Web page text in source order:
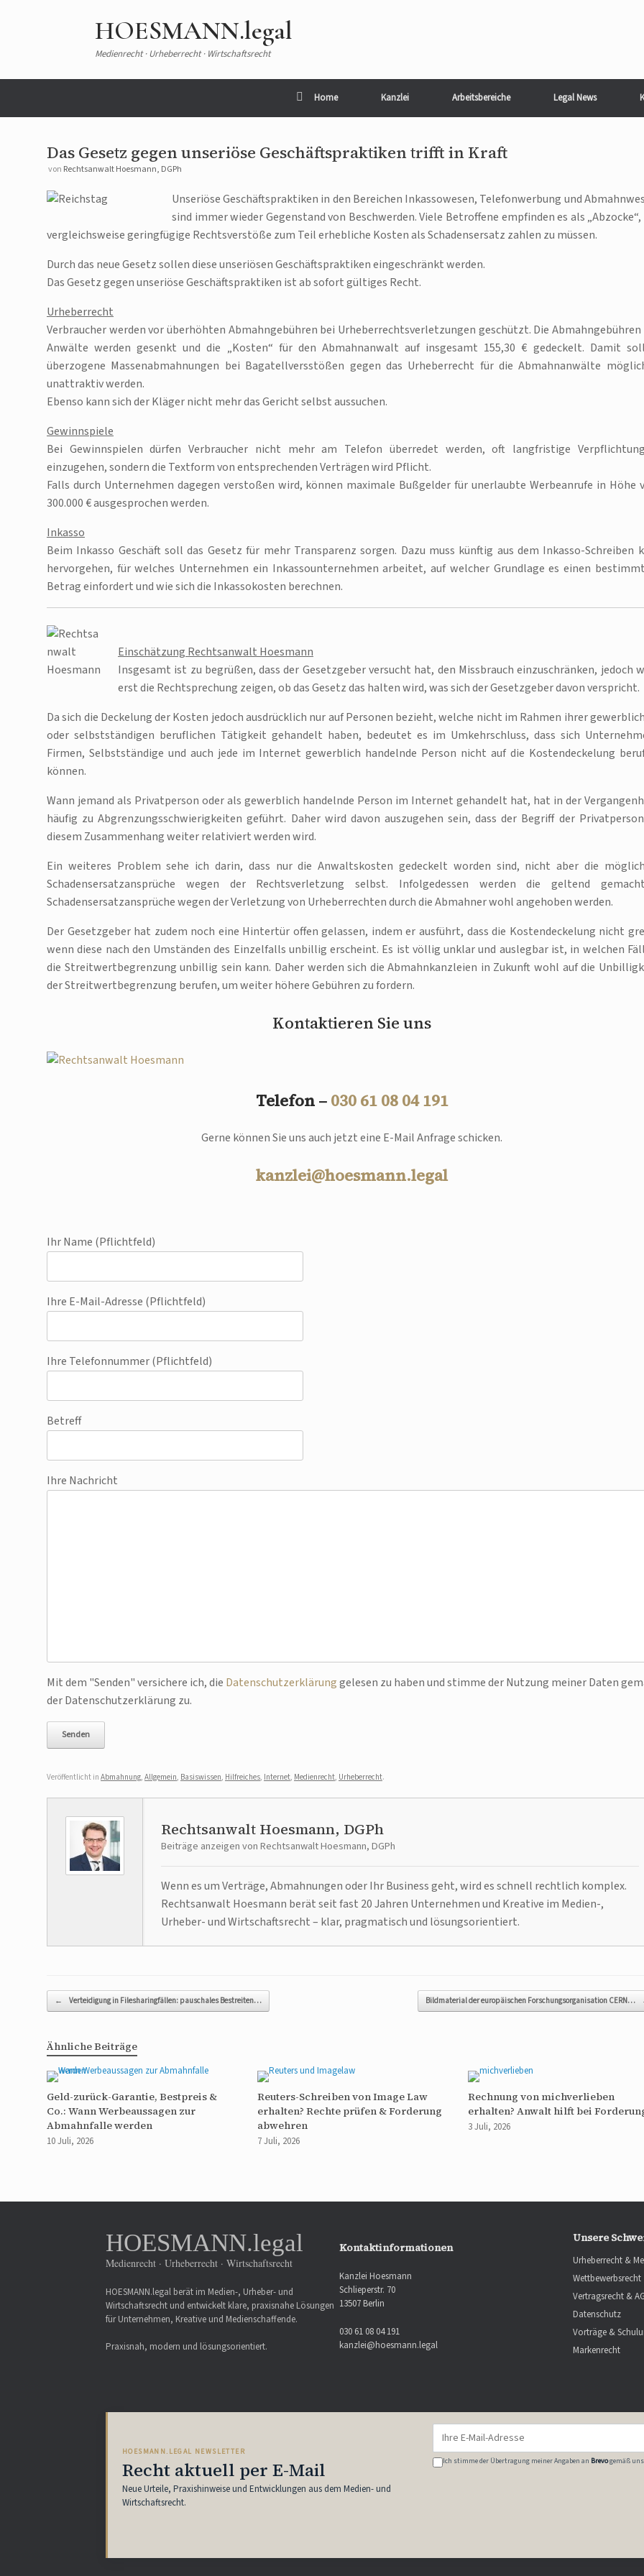
HOESMANN.legal
Medienrecht · Urheberrecht · Wirtschaftsrecht
Home Kanzlei Arbeitsbereiche Legal News
Das Gesetz gegen unseriöse Geschäftspraktiken trifft in Kraft
von Rechtsanwalt Hoesmann, DGPh
Unseriöse Geschäftspraktiken in den Bereichen Inkassowesen, Telefonwerbung und
sind immer wieder Gegenstand von Beschwerden. Viele Betroffene empfinden es als
vergleichsweise geringfügige Rechtsverstöße zum Teil erhebliche Kosten als Schadensersatz zahlen zu müssen.
Durch das neue Gesetz sollen diese unseriösen Geschäftspraktiken eingeschränkt werden.
Das Gesetz gegen unseriöse Geschäftspraktiken ist ab sofort gültiges Recht.
Urheberrecht
Verbraucher werden vor überhöhten Abmahngebühren bei Urheberrechtsverletzungen geschützt. Die
Anwälte werden gesenkt und die „Kosten“ für den Abmahnanwalt auf insgesamt 155,30 € gedeckelt. Damit
überzogene Massenabmahnungen bei Bagatellversstößen gegen das Urheberrecht für die Abmahnanwälte
unattraktiv werden.
Ebenso kann sich der Kläger nicht mehr das Gericht selbst aussuchen.
Gewinnspiele
Bei Gewinnspielen dürfen Verbraucher nicht mehr am Telefon überredet werden, oft langfristige
einzugehen, sondern die Textform von entsprechenden Verträgen wird Pflicht.
Falls durch Unternehmen dagegen verstoßen wird, können maximale Bußgelder für unerlaubte Werbeanrufe in Höhe
300.000 € ausgesprochen werden.
Inkasso
Beim Inkasso Geschäft soll das Gesetz für mehr Transparenz sorgen. Dazu muss künftig aus dem Inkasso-Schreiben
hervorgehen, für welches Unternehmen ein Inkassounternehmen arbeitet, auf welcher Grundlage es einen
Betrag einfordert und wie sich die Inkassokosten berechnen.
Einschätzung Rechtsanwalt Hoesmann
Insgesamt ist zu begrüßen, dass der Gesetzgeber versucht hat, den Missbrauch einzuschränken, jedoch
erst die Rechtsprechung zeigen, ob das Gesetz das halten wird, was sich der Gesetzgeber davon verspricht.
Da sich die Deckelung der Kosten jedoch ausdrücklich nur auf Personen bezieht, welche nicht im Rahmen ihrer
oder selbstständigen beruflichen Tätigkeit gehandelt haben, bedeutet es im Umkehrschluss, dass sich
Firmen, Selbstständige und auch jede im Internet gewerblich handelnde Person nicht auf die Kostendeckelung
können.
Wann jemand als Privatperson oder als gewerblich handelnde Person im Internet gehandelt hat, hat in der
häufig zu Abgrenzungsschwierigkeiten geführt. Daher wird davon auszugehen sein, dass der Begriff der
diesem Zusammenhang weiter relativiert werden wird.
Ein weiteres Problem sehe ich darin, dass nur die Anwaltskosten gedeckelt worden sind, nicht aber die
Schadensersatzansprüche wegen der Rechtsverletzung selbst. Infolgedessen werden die geltend
Schadensersatzansprüche wegen der Verletzung von Urheberrechten durch die Abmahner wohl angehoben werden.
Der Gesetzgeber hat zudem noch eine Hintertür offen gelassen, indem er ausführt, dass die Kostendeckelung nicht
wenn diese nach den Umständen des Einzelfalls unbillig erscheint. Es ist völlig unklar und auslegbar ist, in welchen
die Streitwertbegrenzung unbillig sein kann. Daher werden sich die Abmahnkanzleien in Zukunft wohl auf die
der Streitwertbegrenzung berufen, um weiter höhere Gebühren zu fordern.
Kontaktieren Sie uns
Telefon – 030 61 08 04 191
Gerne können Sie uns auch jetzt eine E-Mail Anfrage schicken.
kanzlei@hoesmann.legal
Ihr Name (Pflichtfeld)
Ihre E-Mail-Adresse (Pflichtfeld)
Ihre Telefonnummer (Pflichtfeld)
Betreff
Ihre Nachricht
Bitte lasse dieses Feld leer.
Mit dem "Senden" versichere ich, die Datenschutzerklärunggelesen zu haben und stimme der Nutzung meiner Daten
der Datenschutzerklärung zu.
Veröffentlicht in Abmahnung, Allgemein, Basiswissen, Hilfreiches, Internet, Medienrecht, Urheberrecht.
Rechtsanwalt Hoesmann, DGPh
Beiträge anzeigen von Rechtsanwalt Hoesmann, DGPh
Wenn es um Verträge, Abmahnungen oder Ihr Business geht, wird es schnell rechtlich komplex.
Rechtsanwalt Hoesmann berät seit fast 20 Jahren Unternehmen und Kreative im Medien-,
Urheber- und Wirtschaftsrecht – klar, pragmatisch und lösungsorientiert.
Beitragsnavigation
← Verteidigung in Filesharingfällen: pauschales Bestreiten… Bildmaterial der europäischen Forschungsorganisation CERN…
Ähnliche Beiträge
Geld-zurück-Garantie, Bestpreis &
Co.: Wann Werbeaussagen zur
Abmahnfalle werden
10 Juli, 2026
Reuters-Schreiben von Image Law
erhalten? Rechte prüfen & Forderung
abwehren
7 Juli, 2026
Rechnung von michverlieben
erhalten? Anwalt hilft bei
3 Juli, 2026
HOESMANN.legal
Medienrecht · Urheberrecht · Wirtschaftsrecht
HOESMANN.legal berät im Medien-, Urheber- und
Wirtschaftsrecht und entwickelt klare, praxisnahe Lösungen
für Unternehmen, Kreative und Medienschaffende.
Praxisnah, modern und lösungsorientiert.
Kontaktinformationen
Kanzlei Hoesmann
Schlieperstr. 70
13507 Berlin
030 61 08 04 191
kanzlei@hoesmann.legal
Unsere
Urheberrecht &
Wettbewerbsrecht
Vertragsrecht &
Datenschutz
Vorträge &
Markenrecht
HOESMANN.LEGAL NEWSLETTER
Recht aktuell per E-Mail
Neue Urteile, Praxishinweise und Entwicklungen aus dem Medien- und
Wirtschaftsrecht.
Ich stimme der Übertragung meiner Angaben an Brevogemäß